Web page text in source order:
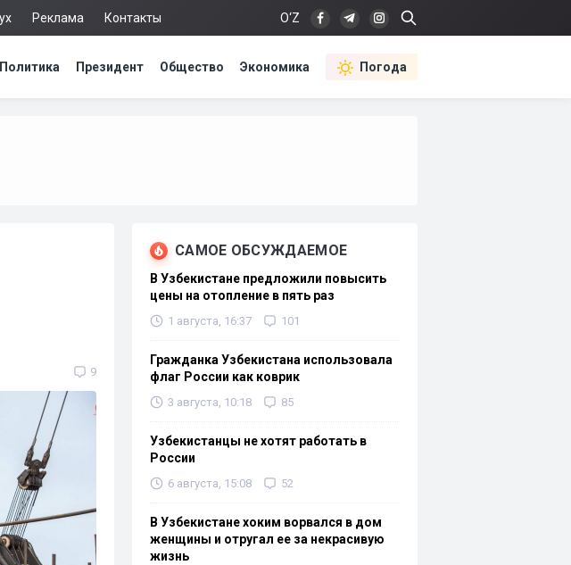
Реклама Контакты O‘Z
Политика Президент Общество Экономика Погода
9
САМОЕ ОБСУЖДАЕМОЕ
В Узбекистане предложили повысить
цены на отопление в пять раз
1 августа, 16:37 101
Гражданка Узбекистана использовала
флаг России как коврик
3 августа, 10:18 85
Узбекистанцы не хотят работать в
России
6 августа, 15:08 52
В Узбекистане хоким ворвался в дом
женщины и отругал ее за некрасивую
жизнь